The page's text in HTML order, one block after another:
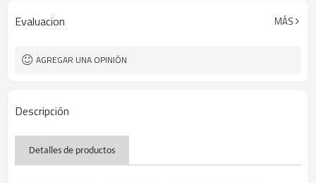
Evaluacion MÁS
AGREGAR UNA OPINIÓN
Descripción
Detalles de productos